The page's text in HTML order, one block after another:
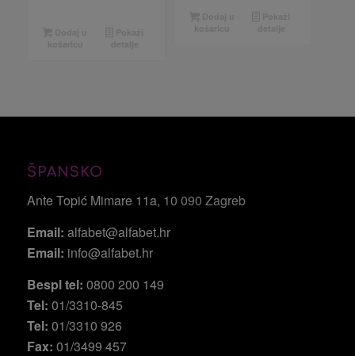
ŠPANSKO
Ante Topić Mimare 11a, 10 090 Zagreb
Email: alfabet@alfabet.hr
Email: info@alfabet.hr
Bespl tel: 0800 200 149
Tel: 01/3310-845
Tel: 01/3310 926
Fax: 01/3499 457